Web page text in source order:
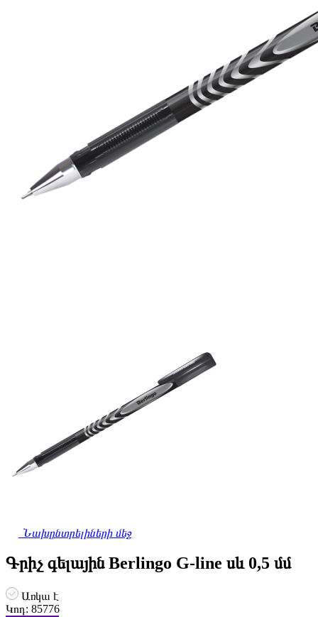
Նախընտրելիների մեջ
Գրիչ գելային Berlingo G-line սև 0,5 մմ
Առկա է
Կոդ: 85776